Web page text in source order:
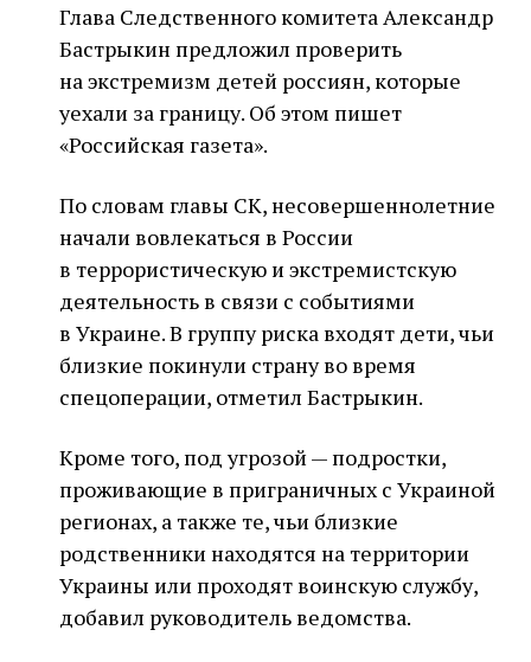
Глава Следственного комитета Александр
Бастрыкин предложил проверить
на экстремизм детей россиян, которые
уехали за границу. Об этом пишет
«Российская газета».
По словам главы СК, несовершеннолетние
начали вовлекаться в России
в террористическую и экстремистскую
деятельность в связи с событиями
в Украине. В группу риска входят дети, чьи
близкие покинули страну во время
спецоперации, отметил Бастрыкин.
Кроме того, под угрозой — подростки,
проживающие в приграничных с Украиной
регионах, а также те, чьи близкие
родственники находятся на территории
Украины или проходят воинскую службу,
добавил руководитель ведомства.